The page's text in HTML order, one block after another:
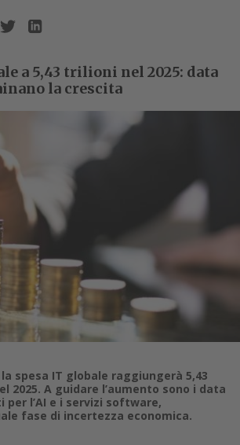
a 5,43 trilioni nel 2025: data
la crescita
spesa IT globale raggiungerà 5,43
2025. A guidare l’aumento sono i data
l’AI e i servizi software,
fase di incertezza economica.